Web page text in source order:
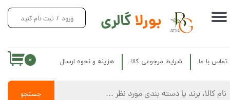
بورلاگالری
جستجو
ورود / ثبت نام کنید
حساب کاربری من
سفارشات
خروج از حساب کاربری
۰ تماس با ما شرایط مرجوعی کالا هزینه و نحوه ارسال